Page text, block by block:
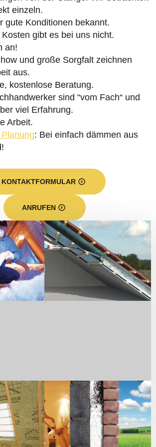
einzeln.
gute Konditionen bekannt.
gibt es bei uns nicht.
an!
und große Sorgfalt zeichnen
aus.
kostenlose Beratung.
sind “vom Fach“ und
viel Erfahrung.
Arbeit.
: Bei einfach dämmen aus
KONTAKTFORMULAR
ANRUFEN